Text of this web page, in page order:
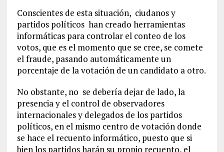
Conscientes de esta situación, ciudanos y
partidos políticos han creado herramientas
informáticas para controlar el conteo de los
votos, que es el momento que se cree, se comete
el fraude, pasando automáticamente un
porcentaje de la votación de un candidato a otro.
No obstante, no se debería dejar de lado, la
presencia y el control de observadores
internacionales y delegados de los partidos
políticos, en el mismo centro de votación donde
se hace el recuento informático, puesto que si
bien los partidos harán su propio recuento, el